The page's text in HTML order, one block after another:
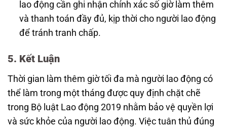
lao động cần ghi nhận chính xác số giờ làm thêm
và thanh toán đầy đủ, kịp thời cho người lao động
để tránh tranh chấp.
5. Kết Luận
Thời gian làm thêm giờ tối đa mà người lao động có
thể làm trong một tháng được quy định chặt chẽ
trong Bộ luật Lao động 2019 nhằm bảo vệ quyền lợi
và sức khỏe của người lao động. Việc tuân thủ đúng